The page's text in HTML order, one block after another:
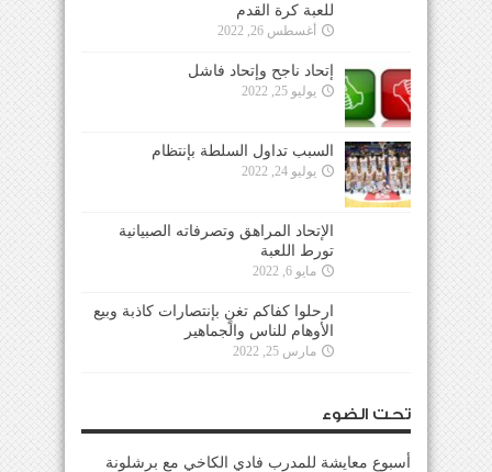
للعبة كرة القدم
أغسطس 26, 2022
إتحاد ناجح وإتحاد فاشل
يوليو 25, 2022
السبب تداول السلطة بإنتظام
يوليو 24, 2022
الإتحاد المراهق وتصرفاته الصبيانية
تورط اللعبة
مايو 6, 2022
ارحلوا كفاكم تغنٍ بإنتصارات كاذبة وبيع
الأوهام للناس والجماهير
مارس 25, 2022
تحت الضوء
أسبوع معايشة للمدرب فادي الكاخي مع برشلونة